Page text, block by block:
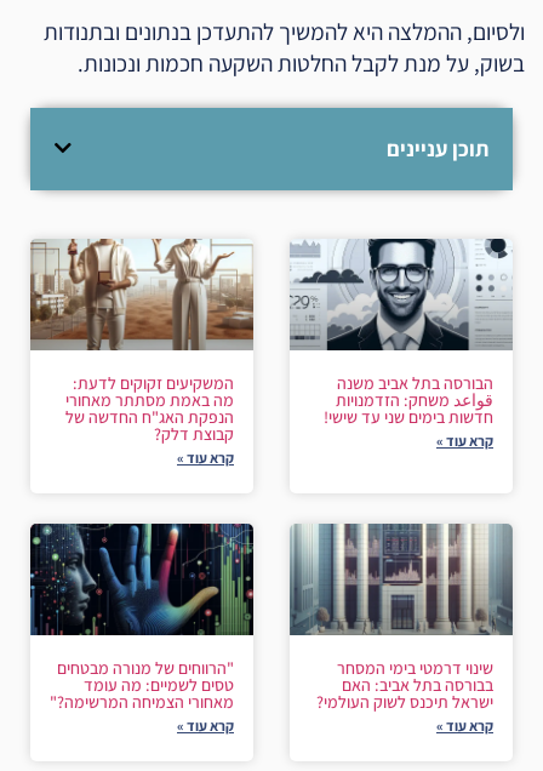
ולסיום, ההמלצה היא להמשיך להתעדכן בנתונים ובתנודות
בשוק, על מנת לקבל החלטות השקעה חכמות ונכונות.
תוכן עניינים
הבורסה בתל אביב משנה
قواعد משחק: הזדמנויות
חדשות בימים שני עד שישי!
קרא עוד »
המשקיעים זקוקים לדעת:
מה באמת מסתתר מאחורי
הנפקת האג"ח החדשה של
קבוצת דלק?
קרא עוד »
שינוי דרמטי בימי המסחר
בבורסה בתל אביב: האם
ישראל תיכנס לשוק העולמי?
קרא עוד »
"הרווחים של מנורה מבטחים
טסים לשמיים: מה עומד
מאחורי הצמיחה המרשימה?"
קרא עוד »